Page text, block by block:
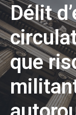
Délit
que